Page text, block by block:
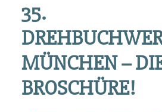
35.
MÜNCHEN –
BROSCHÜRE!